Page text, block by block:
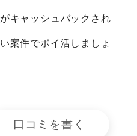
キャッシュバックされ
案件でポイ活しましょ
口コミを書く